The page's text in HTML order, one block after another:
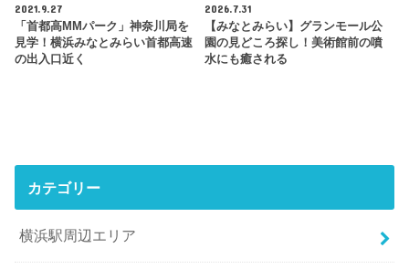
2021.9.27
「首都高MMパーク」神奈川局を
見学！横浜みなとみらい首都高速
の出入口近く
2026.7.31
【みなとみらい】グランモール公
園の見どころ探し！美術館前の噴
水にも癒される
カテゴリー
横浜駅周辺エリア